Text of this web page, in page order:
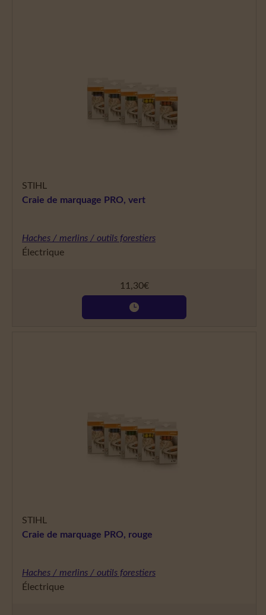
STIHL
Craie de marquage PRO, vert
Haches / merlins / outils forestiers
Électrique
11,30€
STIHL
Craie de marquage PRO, rouge
Haches / merlins / outils forestiers
Électrique